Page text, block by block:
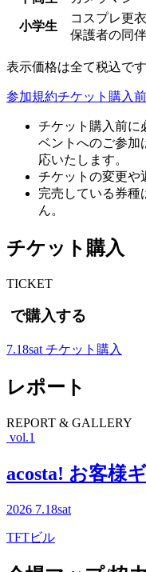
小学生
コスプレ更
保護者の同
表示価格は全て税込です
参加規約チケット購入
チケット購入前に
ベントへのご参加
応いたします。
チケットの変更や
完売している券種
ん。
チケット購入
TICKET
で購入する
7.18sat チケット購入
レポート
REPORT & GALLERY
vol.1
acosta! お客様
2026 7.18sat
TFTビル